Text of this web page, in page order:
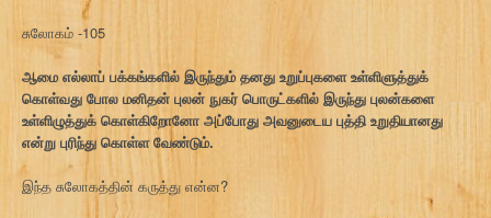
சுலோகம் -105
ஆமை எல்லாப் பக்கங்களில் இருந்தும் தனது உறுப்புகளை உள்ளிளுத்துக்
கொள்வது போல மனிதன் புலன் நுகர் பொருட்களில் இருந்து புலன்களை
உள்ளிழுத்துக் கொள்கிறோனோ அப்போது அவனுடைய புத்தி உறுதியானது
என்று புரிந்து கொள்ள வேண்டும்.
இந்த சுலோகத்தின் கருத்து என்ன?